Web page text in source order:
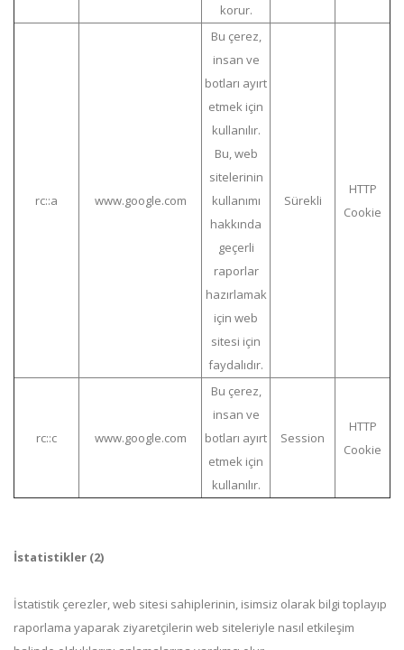
korur.
rc::a www.google.com
Bu çerez,
insan ve
botları ayırt
etmek için
kullanılır.
Bu, web
sitelerinin
kullanımı
hakkında
geçerli
raporlar
hazırlamak
için web
sitesi için
faydalıdır.
Sürekli
HTTP
Cookie
rc::c www.google.com
Bu çerez,
insan ve
botları ayırt
etmek için
kullanılır.
Session
HTTP
Cookie
İstatistikler (2)
İstatistik çerezler, web sitesi sahiplerinin, isimsiz olarak bilgi toplayıp
raporlama yaparak ziyaretçilerin web siteleriyle nasıl etkileşim